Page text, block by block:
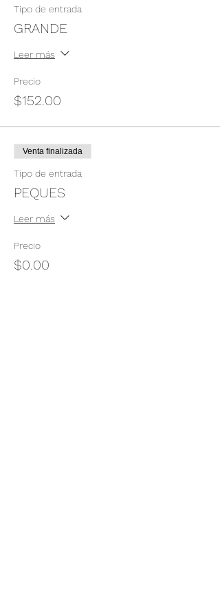
Tipo de entrada
GRANDE
Leer más
Precio
$152.00
Venta finalizada
Tipo de entrada
PEQUES
Leer más
Precio
$0.00